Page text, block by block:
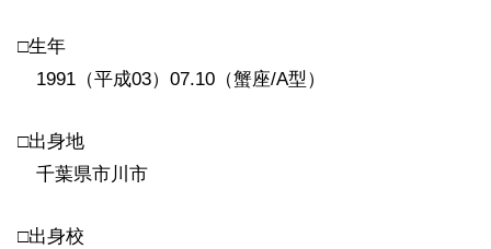
□生年
1991（平成03）07.10（蟹座/A型）
□出身地
千葉県市川市
□出身校